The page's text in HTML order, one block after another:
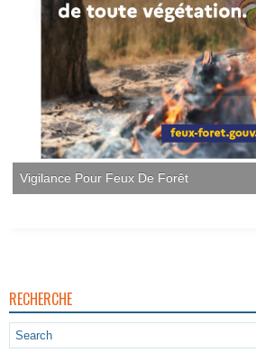
Vigilance Pour Feux De Forêt
RECHERCHE